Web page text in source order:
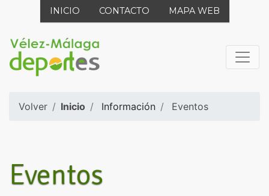
INICIO CONTACTO MAPA WEB
Volver Inicio Información Eventos
Eventos